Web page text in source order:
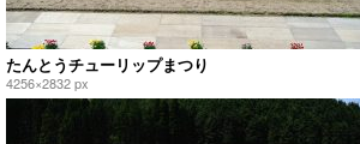
たんとうチューリップまつり
4256×2832 px